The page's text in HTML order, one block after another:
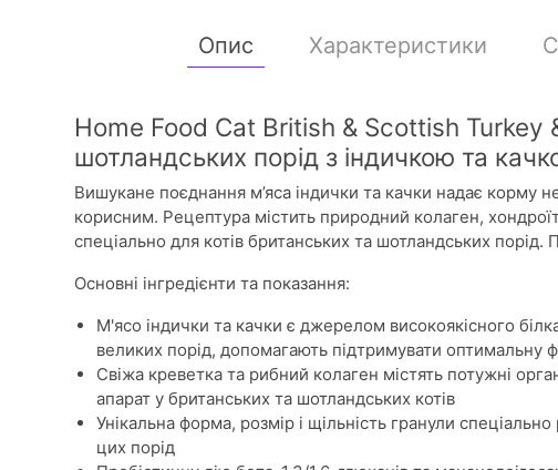
Опис Характеристики
Home Food Cat British & Scottish Turkey
шотландських порід з індичкою та
Вишукане поєднання м’яса індички та качки надає корму
корисним. Рецептура містить природний колаген,
спеціально для котів британських та шотландських
Основні інгредієнти та показання:
М'ясо індички та качки є джерелом високоякісного
великих порід, допомагають підтримувати оптимальну
Свіжа креветка та рибний колаген містять потужні
апарат у британських та шотландських котів
Унікальна форма, розмір і щільність гранули
цих порід